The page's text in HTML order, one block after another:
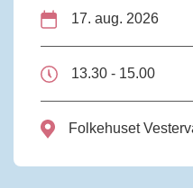
17. aug. 2026
13.30 - 15.00
Folkehuset